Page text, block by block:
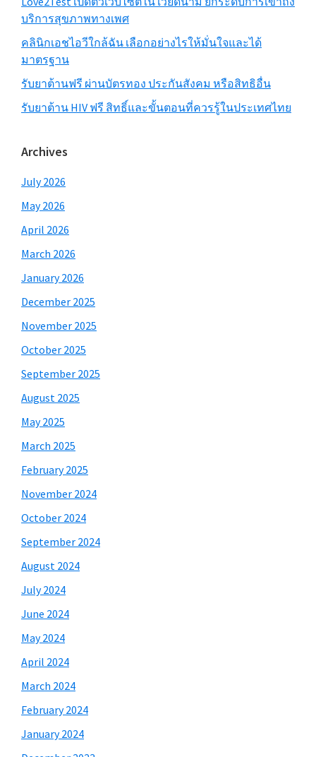
บริการสุขภาพทางเพศ
คลินิกเอชไอวีใกล้ฉัน เลือกอย่างไรให้มั่นใจและได้
มาตรฐาน
รับยาต้านฟรี ผ่านบัตรทอง ประกันสังคม หรือสิทธิอื่น
รับยาต้าน HIV ฟรี สิทธิ์และขั้นตอนที่ควรรู้ในประเทศไทย
Archives
July 2026
May 2026
April 2026
March 2026
January 2026
December 2025
November 2025
October 2025
September 2025
August 2025
May 2025
March 2025
February 2025
November 2024
October 2024
September 2024
August 2024
July 2024
June 2024
May 2024
April 2024
March 2024
February 2024
January 2024